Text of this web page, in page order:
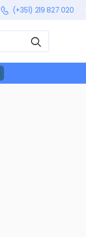
(+351) 219 827 020